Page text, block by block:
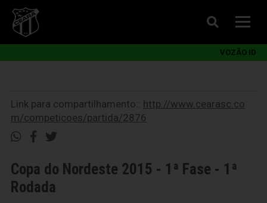
VOZÃO ID
Link para compartilhamento:: http://www.cearasc.co
m/competicoes/partida/2876
Copa do Nordeste 2015 - 1ª Fase - 1ª
Rodada